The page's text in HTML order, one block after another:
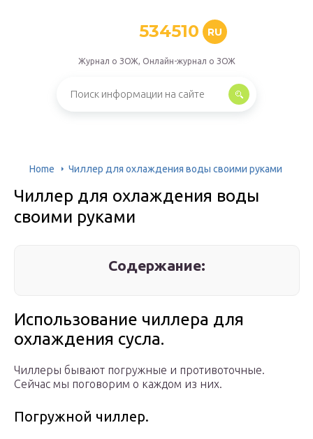
534510 RU
Журнал о ЗОЖ, Онлайн-журнал о ЗОЖ
Home Чиллер для охлаждения воды своими руками
Чиллер для охлаждения воды
своими руками
Содержание:
Использование чиллера для
охлаждения сусла.
Чиллеры бывают погружные и противоточные.
Сейчас мы поговорим о каждом из них.
Погружной чиллер.